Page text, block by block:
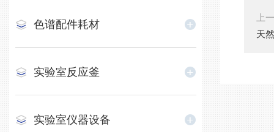
色谱配件耗材
实验室反应釜
实验室仪器设备
上
天